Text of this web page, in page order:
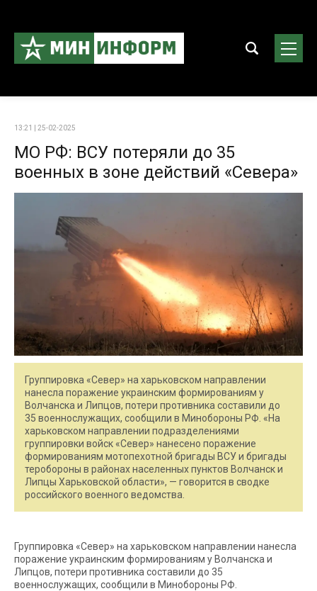
13:21 | 25-02-2025
МО РФ: ВСУ потеряли до 35
военных в зоне действий «Севера»
Группировка «Север» на харьковском направлении
нанесла поражение украинским формированиям у
Волчанска и Липцов, потери противника составили до
35 военнослужащих, сообщили в Минобороны РФ. «На
харьковском направлении подразделениями
группировки войск «Север» нанесено поражение
формированиям мотопехотной бригады ВСУ и бригады
теробороны в районах населенных пунктов Волчанск и
Липцы Харьковской области», — говорится в сводке
российского военного ведомства.
Группировка «Север» на харьковском направлении нанесла
поражение украинским формированиям у Волчанска и
Липцов, потери противника составили до 35
военнослужащих, сообщили в Минобороны РФ.